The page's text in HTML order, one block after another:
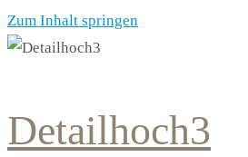
Zum Inhalt springen
Detailhoch3